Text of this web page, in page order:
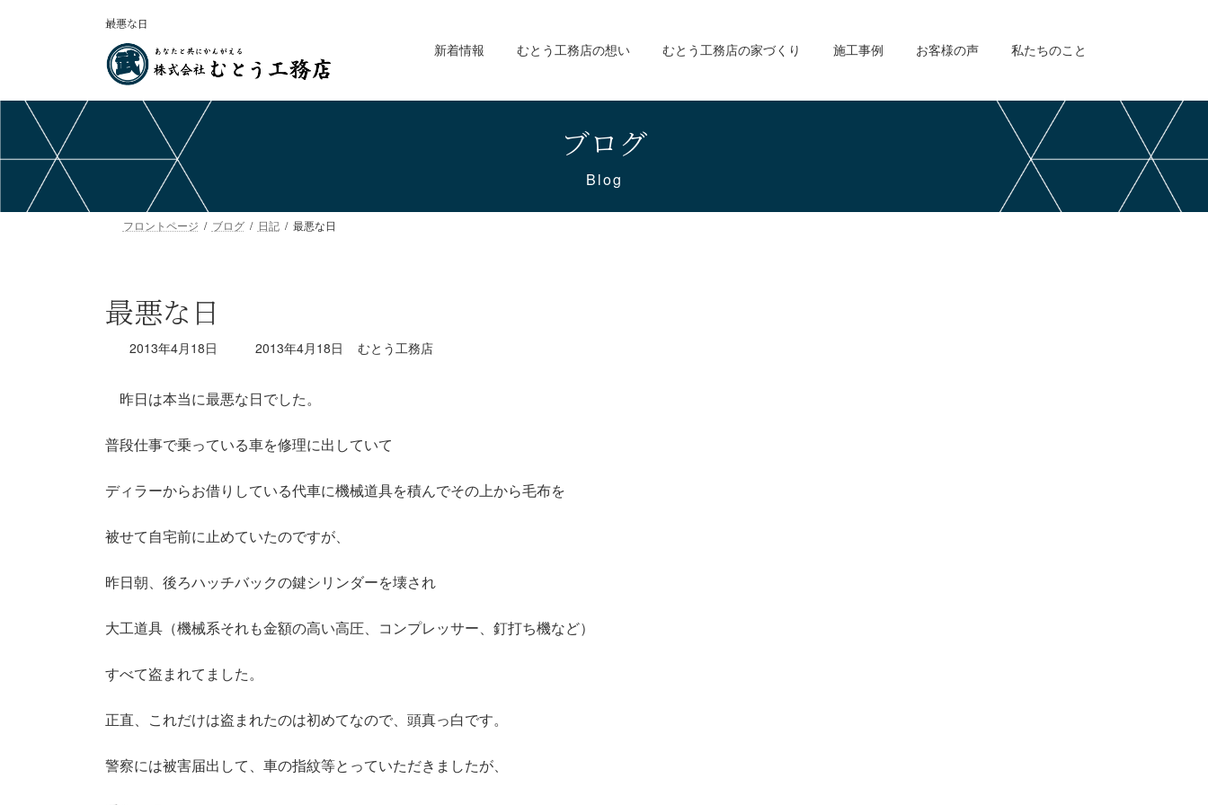
ツ
キ
シ
に
最悪な日
新着情報 むとう工務店の想い むとう工務店の家づくり 施工事例 お客様の声 私たちのこと
ブログ
Blog
フロントページ ブログ 日記 最悪な日
最悪な日
2013年4月18日
最
新
時
2013年4月18日 むとう工務店
昨日は本当に最悪な日でした。
普段仕事で乗っている車を修理に出していて
ディラーからお借りしている代車に機械道具を積んでその上から毛布を
被せて自宅前に止めていたのですが、
昨日朝、後ろハッチバックの鍵シリンダーを壊され
大工道具（機械系それも金額の高い高圧、コンプレッサー、釘打ち機など）
すべて盗まれてました。
正直、これだけは盗まれたのは初めてなので、頭真っ白です。
警察には被害届出して、車の指紋等とっていただきましたが、